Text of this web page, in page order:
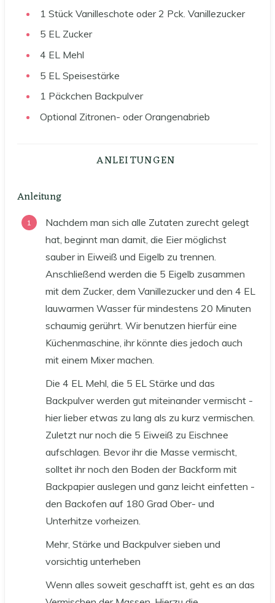
1 Stück Vanilleschote oder 2 Pck. Vanillezucker
5 EL Zucker
4 EL Mehl
5 EL Speisestärke
1 Päckchen Backpulver
Optional Zitronen- oder Orangenabrieb
ANLEITUNGEN
Anleitung
Nachdem man sich alle Zutaten zurecht gelegt
hat, beginnt man damit, die Eier möglichst
sauber in Eiweiß und Eigelb zu trennen.
Anschließend werden die 5 Eigelb zusammen
mit dem Zucker, dem Vanillezucker und den 4 EL
lauwarmen Wasser für mindestens 20 Minuten
schaumig gerührt. Wir benutzen hierfür eine
Küchenmaschine, ihr könnte dies jedoch auch
mit einem Mixer machen.
Die 4 EL Mehl, die 5 EL Stärke und das
Backpulver werden gut miteinander vermischt -
hier lieber etwas zu lang als zu kurz vermischen.
Zuletzt nur noch die 5 Eiweiß zu Eischnee
aufschlagen. Bevor ihr die Masse vermischt,
solltet ihr noch den Boden der Backform mit
Backpapier auslegen und ganz leicht einfetten -
den Backofen auf 180 Grad Ober- und
Unterhitze vorheizen.
Mehr, Stärke und Backpulver sieben und
vorsichtig unterheben
Wenn alles soweit geschafft ist, geht es an das